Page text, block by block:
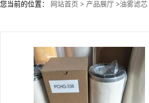
您当前的位置： 网站首页 > 产品展厅 >油雾滤芯